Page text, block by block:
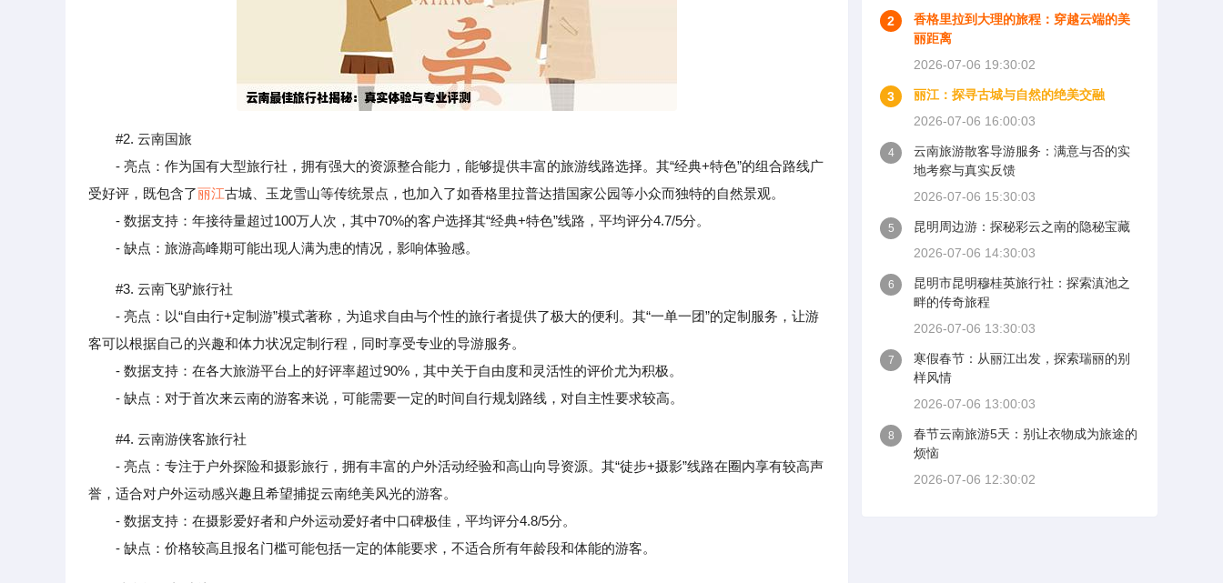
#2. 云南国旅
- 亮点：作为国有大型旅行社，拥有强大的资源整合能力，能够提供丰富的旅游线路选择。其“经典+特色”的组合路线广
受好评，既包含了丽江古城、玉龙雪山等传统景点，也加入了如香格里拉普达措国家公园等小众而独特的自然景观。
- 数据支持：年接待量超过100万人次，其中70%的客户选择其“经典+特色”线路，平均评分4.7/5分。
- 缺点：旅游高峰期可能出现人满为患的情况，影响体验感。
#3. 云南飞驴旅行社
- 亮点：以“自由行+定制游”模式著称，为追求自由与个性的旅行者提供了极大的便利。其“一单一团”的定制服务，让游
客可以根据自己的兴趣和体力状况定制行程，同时享受专业的导游服务。
- 数据支持：在各大旅游平台上的好评率超过90%，其中关于自由度和灵活性的评价尤为积极。
- 缺点：对于首次来云南的游客来说，可能需要一定的时间自行规划路线，对自主性要求较高。
#4. 云南游侠客旅行社
- 亮点：专注于户外探险和摄影旅行，拥有丰富的户外活动经验和高山向导资源。其“徒步+摄影”线路在圈内享有较高声
誉，适合对户外运动感兴趣且希望捕捉云南绝美风光的游客。
- 数据支持：在摄影爱好者和户外运动爱好者中口碑极佳，平均评分4.8/5分。
- 缺点：价格较高且报名门槛可能包括一定的体能要求，不适合所有年龄段和体能的游客。
2
香格里拉到大理的旅程：穿越云端的美
丽距离
2026-07-06 19:30:02
3
丽江：探寻古城与自然的绝美交融
2026-07-06 16:00:03
4
云南旅游散客导游服务：满意与否的实
地考察与真实反馈
2026-07-06 15:30:03
5
昆明周边游：探秘彩云之南的隐秘宝藏
2026-07-06 14:30:03
6
昆明市昆明穆桂英旅行社：探索滇池之
畔的传奇旅程
2026-07-06 13:30:03
7
寒假春节：从丽江出发，探索瑞丽的别
样风情
2026-07-06 13:00:03
8
春节云南旅游5天：别让衣物成为旅途的
烦恼
2026-07-06 12:30:02